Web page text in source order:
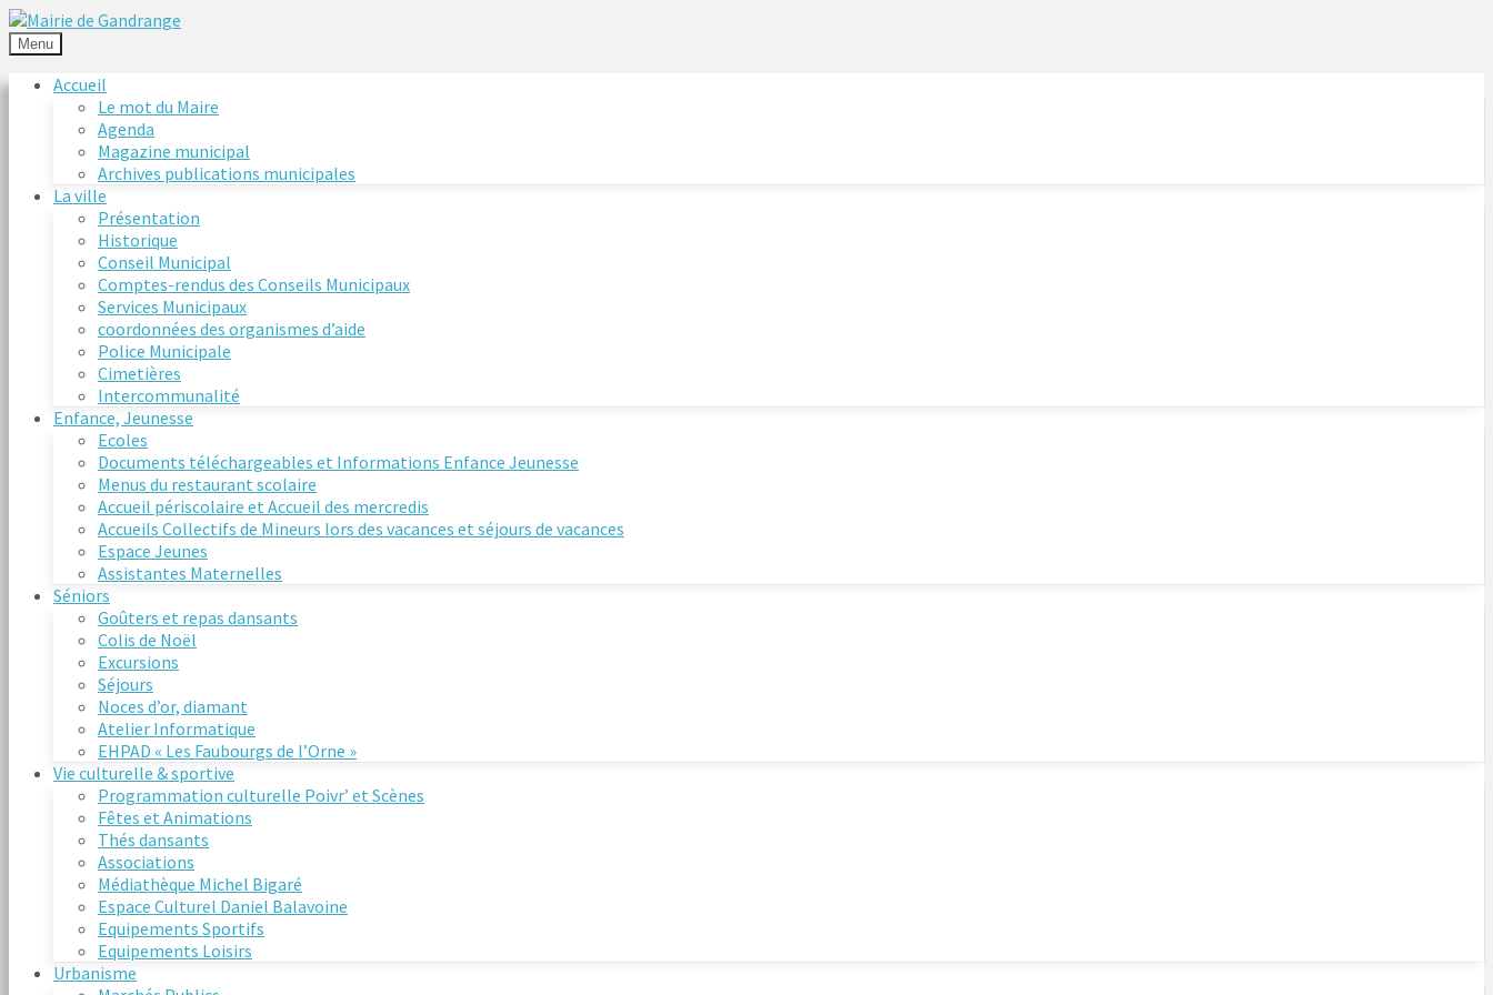
Menu
Accueil
Le mot du Maire
Agenda
Magazine municipal
Archives publications municipales
La ville
Présentation
Historique
Conseil Municipal
Comptes-rendus des Conseils Municipaux
Services Municipaux
coordonnées des organismes d’aide
Police Municipale
Cimetières
Intercommunalité
Enfance, Jeunesse
Ecoles
Documents téléchargeables et Informations Enfance Jeunesse
Menus du restaurant scolaire
Accueil périscolaire et Accueil des mercredis
Accueils Collectifs de Mineurs lors des vacances et séjours de vacances
Espace Jeunes
Assistantes Maternelles
Séniors
Goûters et repas dansants
Colis de Noël
Excursions
Séjours
Noces d’or, diamant
Atelier Informatique
EHPAD « Les Faubourgs de l’Orne »
Vie culturelle & sportive
Programmation culturelle Poivr’ et Scènes
Fêtes et Animations
Thés dansants
Associations
Médiathèque Michel Bigaré
Espace Culturel Daniel Balavoine
Equipements Sportifs
Equipements Loisirs
Urbanisme